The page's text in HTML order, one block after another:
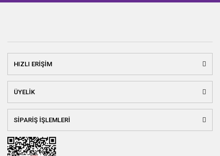
HIZLI ERİŞİM
ÜYELİK
SİPARİŞ İŞLEMLERİ